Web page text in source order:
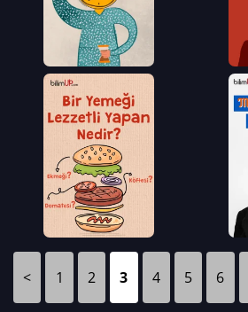
< 1 2 3 4 5 6